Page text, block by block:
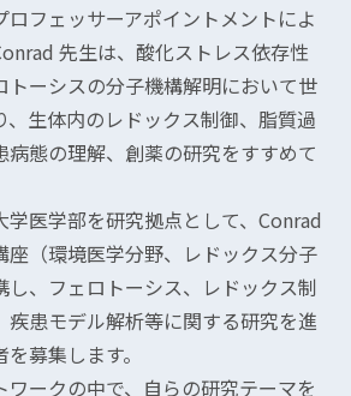
ロフェッサーアポイントメントによ
先生は、酸化ストレス依存性
トーシスの分子機構解明において世
、生体内のレドックス制御、脂質過
態の理解、創薬の研究をすすめて
学医学部を研究拠点として、Conrad
座（環境医学分野、レドックス分子
し、フェロトーシス、レドックス制
疾患モデル解析等に関する研究を進
募集します。
ワークの中で、自らの研究テーマを